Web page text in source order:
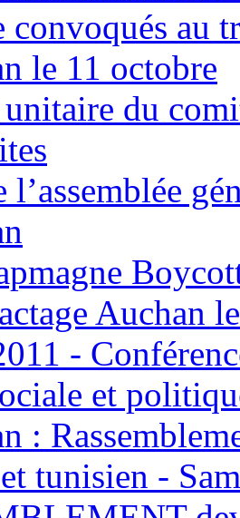
convoqués au
le 11 octobre
du
l’assemblée
Auchan
-
et
:
tunisien -